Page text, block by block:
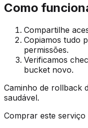
Como
Compartilhe
Copiamos tudo
permissões.
Verificamos
bucket novo.
Caminho de rollback
saudável.
Comprar este serviço